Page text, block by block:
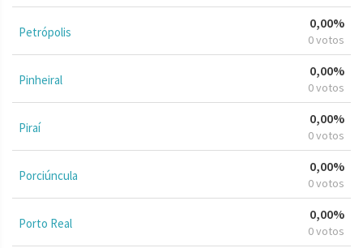
Petrópolis
0,00%
0 votos
Pinheiral
0,00%
0 votos
Piraí
0,00%
0 votos
Porciúncula
0,00%
0 votos
Porto Real
0,00%
0 votos